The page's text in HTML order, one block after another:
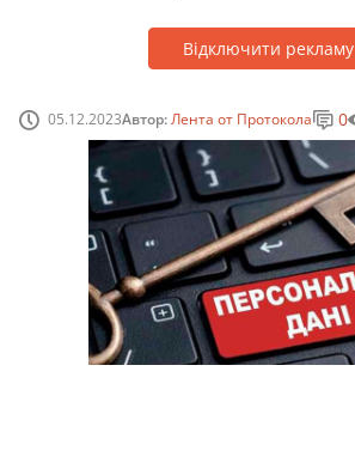
Відключити рекламу
05.12.2023Автор:Лента от Протокола 0